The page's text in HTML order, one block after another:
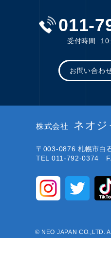
011-
受付時間
お問い合わ
株式会社 ネオジ
〒003-0876 札幌市白
TEL 011-792-0374
© NEO JAPAN CO.,LTD.